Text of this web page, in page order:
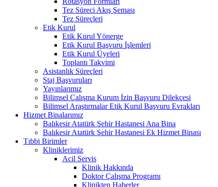
Tez Süreci Akış Şeması
Tez Süreçleri
Etik Kurul
Etik Kurul Yönerge
Etik Kurul Başvuru İşlemleri
Etik Kurul Üyeleri
Toplantı Takvimi
Asistanlık Süreçleri
Staj Başvuruları
Yayınlarımız
Bilimsel Çalışma Kurum İzin Başvuru Dilekçesi
Bilimsel Araştırmalar Etik Kurul Başvuru Evrakları
Hizmet Binalarımız
Balıkesir Atatürk Şehir Hastanesi Ana Bina
Balıkesir Atatürk Şehir Hastanesi Ek Hizmet Binası
Tıbbi Birimler
Kliniklerimiz
Acil Servis
Klinik Hakkında
Doktor Çalışma Programı
Klinikten Haberler